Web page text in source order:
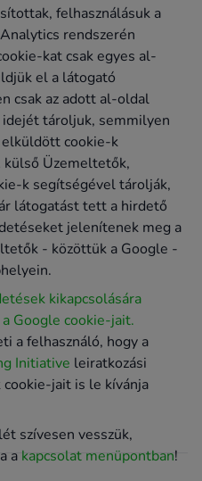
felhasználásuk a
rendszerén
kat csak egyes al-
el a látogató
csak az adott al-oldal
tároljuk, semmilyen
cookie-k
külső Üzemeltetők,
k segítségével tárolják,
látogatást tett a hirdető
jelenítenek meg a
- közöttük a Google -
kikapcsolására
Google cookie-jait.
a felhasználó, hogy a
Initiative leiratkozási
jait is le kívánja
szívesen vesszük,
a kapcsolat menüpontban!